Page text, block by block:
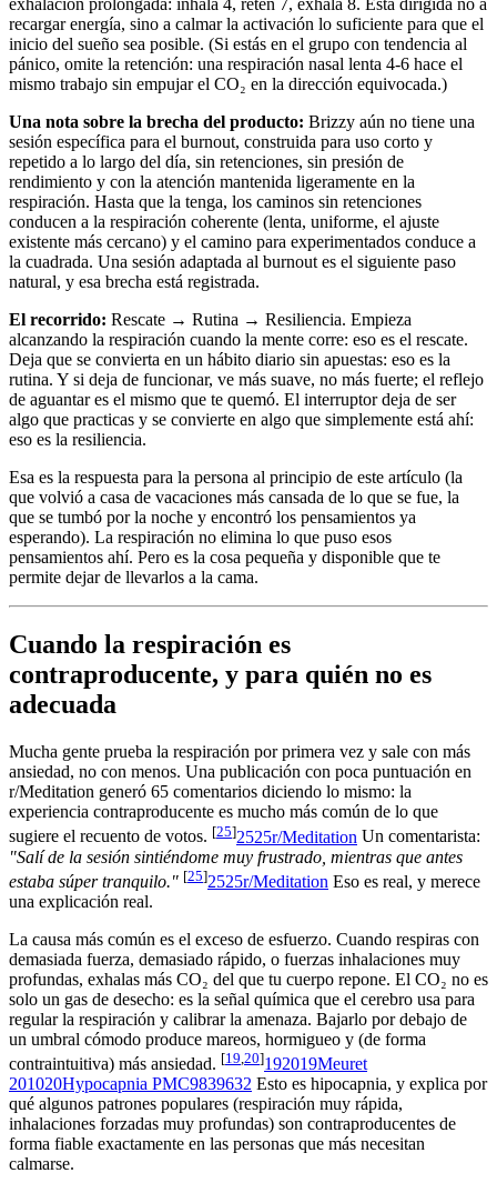
exhalación prolongada: inhala 4, retén 7, exhala 8. Está dirigida no a
recargar energía, sino a calmar la activación lo suficiente para que el
inicio del sueño sea posible. (Si estás en el grupo con tendencia al
pánico, omite la retención: una respiración nasal lenta 4-6 hace el
mismo trabajo sin empujar el CO₂ en la dirección equivocada.)
Una nota sobre la brecha del producto: Brizzy aún no tiene una
sesión específica para el burnout, construida para uso corto y
repetido a lo largo del día, sin retenciones, sin presión de
rendimiento y con la atención mantenida ligeramente en la
respiración. Hasta que la tenga, los caminos sin retenciones
conducen a la respiración coherente (lenta, uniforme, el ajuste
existente más cercano) y el camino para experimentados conduce a
la cuadrada. Una sesión adaptada al burnout es el siguiente paso
natural, y esa brecha está registrada.
El recorrido: Rescate → Rutina → Resiliencia. Empieza
alcanzando la respiración cuando la mente corre: eso es el rescate.
Deja que se convierta en un hábito diario sin apuestas: eso es la
rutina. Y si deja de funcionar, ve más suave, no más fuerte; el reflejo
de aguantar es el mismo que te quemó. El interruptor deja de ser
algo que practicas y se convierte en algo que simplemente está ahí:
eso es la resiliencia.
Esa es la respuesta para la persona al principio de este artículo (la
que volvió a casa de vacaciones más cansada de lo que se fue, la
que se tumbó por la noche y encontró los pensamientos ya
esperando). La respiración no elimina lo que puso esos
pensamientos ahí. Pero es la cosa pequeña y disponible que te
permite dejar de llevarlos a la cama.
Cuando la respiración es
contraproducente, y para quién no es
adecuada
Mucha gente prueba la respiración por primera vez y sale con más
ansiedad, no con menos. Una publicación con poca puntuación en
r/Meditation generó 65 comentarios diciendo lo mismo: la
experiencia contraproducente es mucho más común de lo que
sugiere el recuento de votos. [25]2525r/Meditation Un comentarista:
"Salí de la sesión sintiéndome muy frustrado, mientras que antes
estaba súper tranquilo." [25]2525r/Meditation Eso es real, y merece
una explicación real.
La causa más común es el exceso de esfuerzo. Cuando respiras con
demasiada fuerza, demasiado rápido, o fuerzas inhalaciones muy
profundas, exhalas más CO₂ del que tu cuerpo repone. El CO₂ no es
solo un gas de desecho: es la señal química que el cerebro usa para
regular la respiración y calibrar la amenaza. Bajarlo por debajo de
un umbral cómodo produce mareos, hormigueo y (de forma
contraintuitiva) más ansiedad. [19 20]192019Meuret
201020Hypocapnia PMC9839632 Esto es hipocapnia, y explica por
qué algunos patrones populares (respiración muy rápida,
inhalaciones forzadas muy profundas) son contraproducentes de
forma fiable exactamente en las personas que más necesitan
calmarse.